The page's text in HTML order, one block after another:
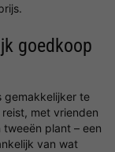
goedkoop
gemakkelijker te
met vrienden
plant – een
van wat